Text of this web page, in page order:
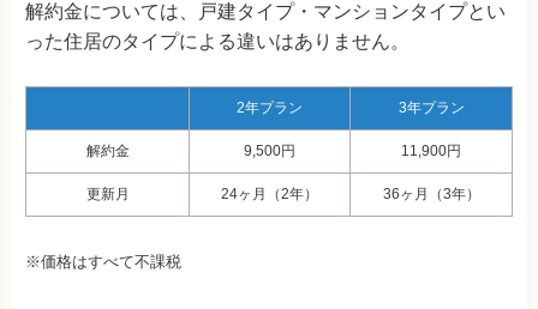
解約金については、戸建タイプ・マンションタイプとい
った住居のタイプによる違いはありません。
2年プラン 3年プラン
解約金 9,500円 11,900円
更新月 24ヶ月（2年） 36ヶ月（3年）
※価格はすべて不課税